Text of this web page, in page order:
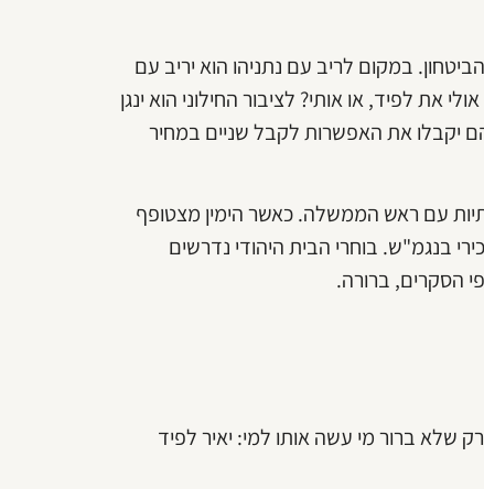
במקום לריב עם נתניהו הוא יריב עם
לפיד, או אותי? לציבור החילוני הוא ינגן
יקבלו את האפשרות לקבל שניים במחיר
עם ראש הממשלה. כאשר הימין מצטופף
בנגמ"ש. בוחרי הבית היהודי נדרשים
הסקרים, ברורה.
שלא ברור מי עשה אותו למי: יאיר לפיד